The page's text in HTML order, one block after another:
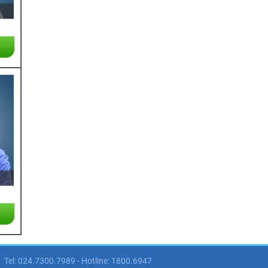
Tel: 024.7300.7989 - Hotline: 1800.6947